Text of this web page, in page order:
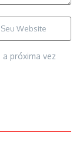
próxima vez